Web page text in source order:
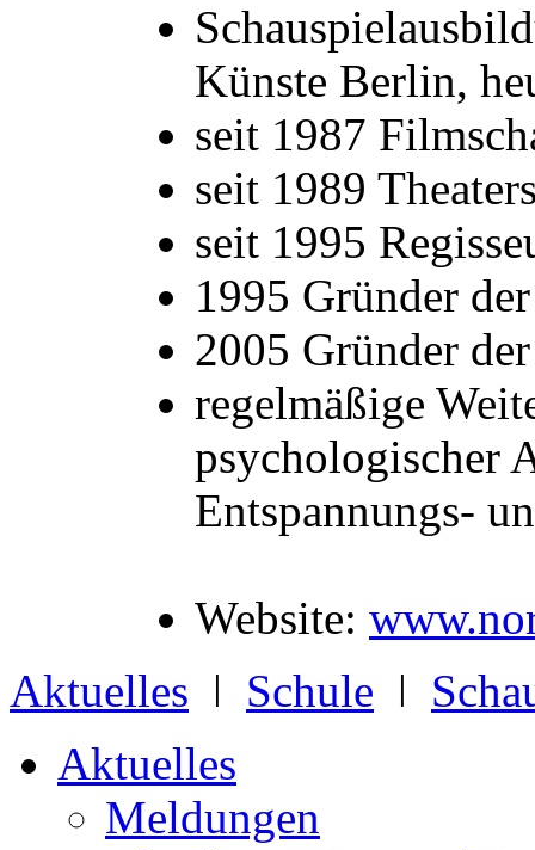
Künste Berlin,
seit 1987
seit 1989
seit 1995
1995 Gründer
2005 Gründer
regelmäßige
psychologischer
Entspannungs-
Website:
Aktuelles ǀ Schule ǀ
Aktuelles
Meldungen